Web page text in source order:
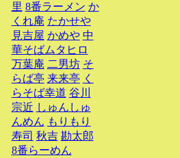
里 8番ラーメン か
くれ庵 たかせや
見吉屋 かめや 中
華そばムタヒロ
万葉庵 二男坊 そ
らば亭 来来亭 く
らそば幸道 谷川
宗近 しゅんしゅ
んめん もりもり
寿司 秋吉 勘太郎
8番らーめん